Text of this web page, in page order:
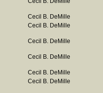
Cecil B. DeMille
Cecil B. DeMille
Cecil B. DeMille
Cecil B. DeMille
Cecil B. DeMille
Cecil B. DeMille